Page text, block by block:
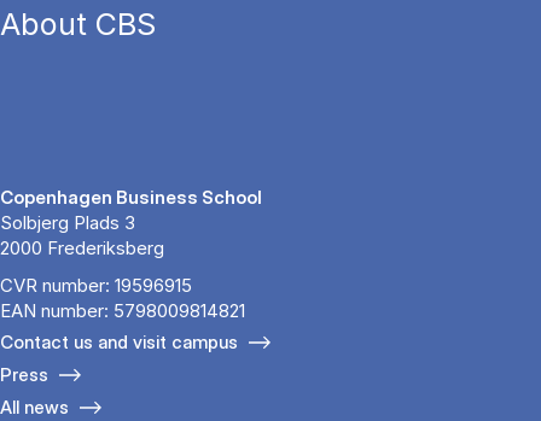
About CBS
Copenhagen Business School
Solbjerg Plads 3
2000 Frederiksberg
CVR number: 19596915
EAN number: 5798009814821
Contact us and visit campus
Press
All news